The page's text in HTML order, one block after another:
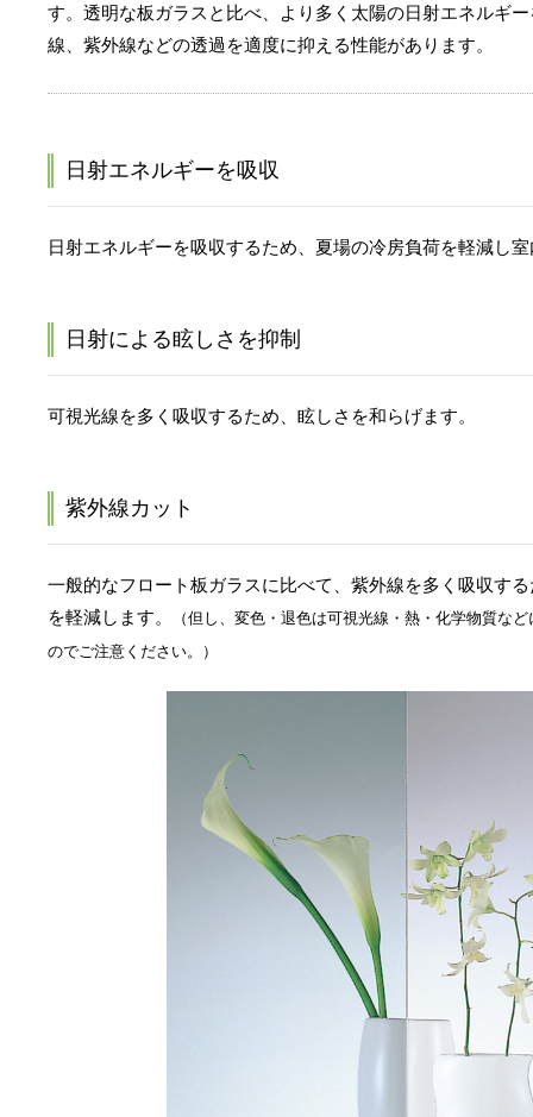
す。透明な板ガラスと比べ、より多く太陽の日射エネルギ
線、紫外線などの透過を適度に抑える性能があります。
日射エネルギーを吸収
日射エネルギーを吸収するため、夏場の冷房負荷を軽減し
日射による眩しさを抑制
可視光線を多く吸収するため、眩しさを和らげます。
紫外線カット
一般的なフロート板ガラスに比べて、紫外線を多く吸収す
を軽減します。
（但し、変色・退色は可視光線・熱・化学物質な
のでご注意ください。）